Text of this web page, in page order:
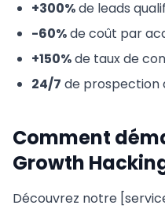
+300%de leads
-60%de coût par
+150%de taux de
24/7 de prospection
Comment
Growth
Découvrez notre